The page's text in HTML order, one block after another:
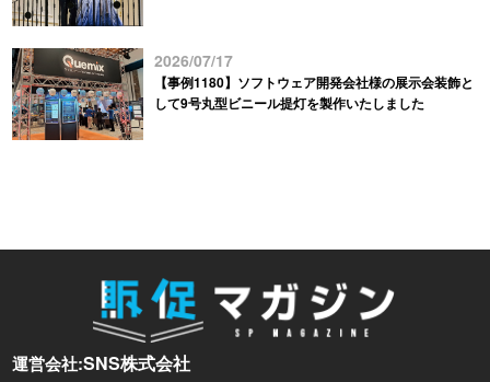
2026/07/17
【事例1180】ソフトウェア開発会社様の展示会装飾と
して9号丸型ビニール提灯を製作いたしました
運営会社:SNS株式会社